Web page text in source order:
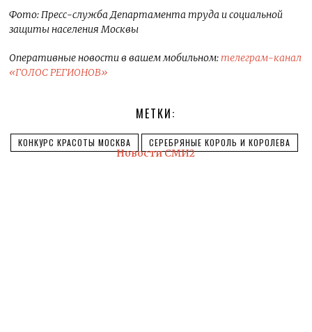
Фото: Пресс-служба Департамента труда и социальной
защиты населения Москвы
Оперативные новости в вашем мобильном: телеграм-канал
«ГОЛОС РЕГИОНОВ»
МЕТКИ:
КОНКУРС КРАСОТЫ МОСКВА СЕРЕБРЯНЫЕ КОРОЛЬ И КОРОЛЕВА
Новости СМИ2